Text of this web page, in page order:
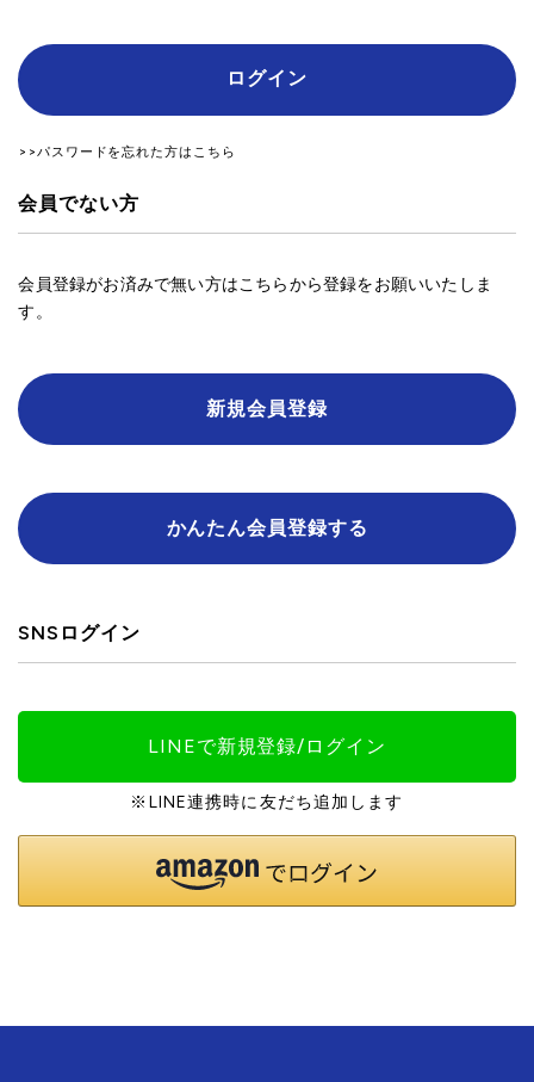
ログイン
>>パスワードを忘れた方はこちら
会員でない方
会員登録がお済みで無い方はこちらから登録をお願いいたしま
す。
新規会員登録
かんたん会員登録する
SNSログイン
LINEで新規登録/ログイン
※LINE連携時に友だち追加します